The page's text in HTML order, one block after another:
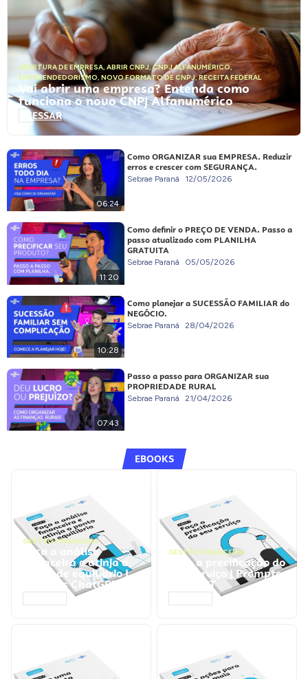
ABERTURA DE EMPRESA, ABRIR CNPJ,CNPJ ALFANUMÉRICO,
EMPREENDEDORISMO, NOVO FORMATO DE CNPJ,RECEITA FEDERAL
Vai abrir uma empresa? Entenda como
funciona o novo CNPJ Alfanumérico
ACESSAR
06:24
Como ORGANIZAR sua EMPRESA. Reduzir
erros e crescer com SEGURANÇA.
Sebrae Paraná 12/05/2026
11:20
Como definir o PREÇO DE VENDA. Passo a
passo atualizado com PLANILHA
GRATUITA
Sebrae Paraná 05/05/2026
10:28
Como planejar a SUCESSÃO FAMILIAR do
NEGÓCIO.
Sebrae Paraná 28/04/2026
07:43
Passo a passo para ORGANIZAR sua
PROPRIEDADE RURAL
Sebrae Paraná 21/04/2026
EBOOKS
GESTÃO FINANCEIRA
Faça a análise
financeira e atinja o
ponto de equilíbrio |
Prompts ChatGPT
GESTÃO FINANCEIRA
Faça a precificação do
seu serviço | Prompts
ChatGPT